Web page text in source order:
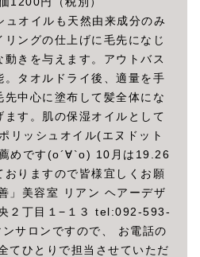
オイルも天然由来成分のみ
ングの仕上げに毛先になじ
動きを与えます。アウトバス
。タオルドライ後、適量を手
中心に塗布して髪全体にな
ます。肌の保湿オイルとして
リッシュオイル(エヌドット
めです(о´∀`о) 10月は19.26
おりますので皆様宜しくお願
」美容室 リアン ヘアーデザ
２丁目１−１３ tel:092-593-
サロンですので、 お電話の
てひとりで担当させていただ